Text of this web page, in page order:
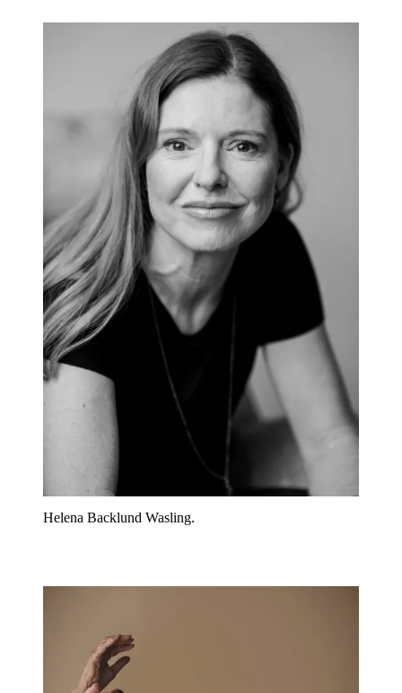
Helena Backlund Wasling.